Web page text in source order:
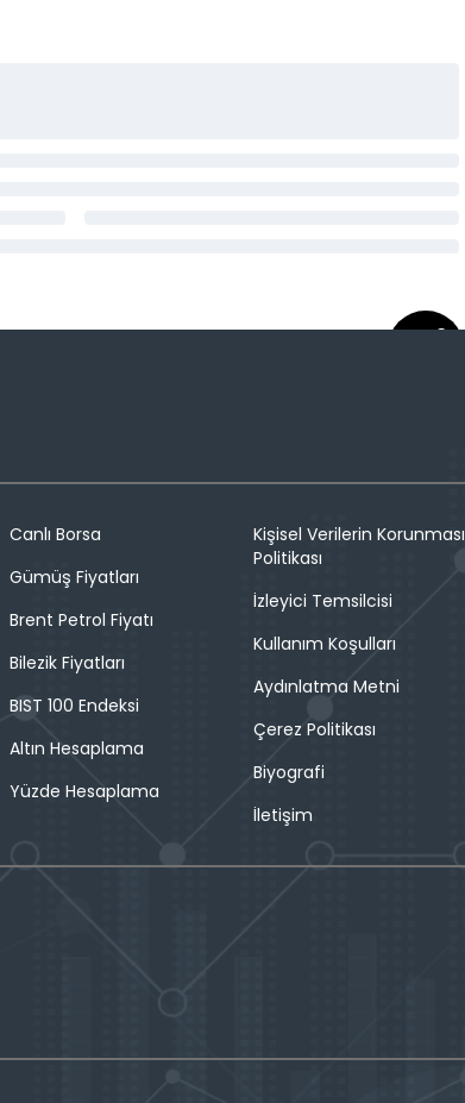
Canlı Borsa
Gümüş Fiyatları
Brent Petrol Fiyatı
Bilezik Fiyatları
BIST 100 Endeksi
Altın Hesaplama
Yüzde Hesaplama
Kişisel Verilerin Korunması
Politikası
İzleyici Temsilcisi
Kullanım Koşulları
Aydınlatma Metni
Çerez Politikası
Biyografi
İletişim